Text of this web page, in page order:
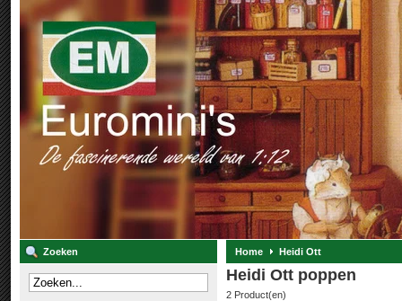
Zoeken Home Heidi Ott
Heidi Ott poppen
2 Product(en)